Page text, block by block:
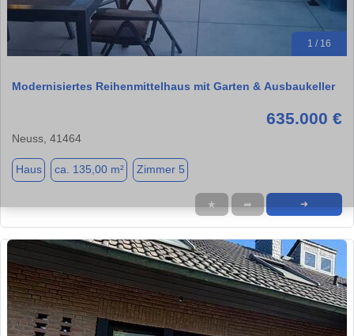
1 / 16
Modernisiertes Reihenmittelhaus mit Garten & Ausbaukeller
635.000 €
Neuss, 41464
Haus ca. 135,00 m² Zimmer 5
★ ➦ ➜